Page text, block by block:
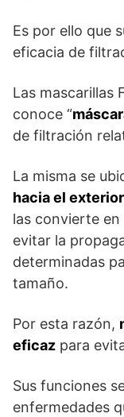
Es por ello que
eficacia de
Las mascarillas
conoce “
de filtración
La misma se
hacia el
las convierte
evitar la
determinadas
tamaño.
Por esta razón,
eficaz para
Sus funciones
enfermedades